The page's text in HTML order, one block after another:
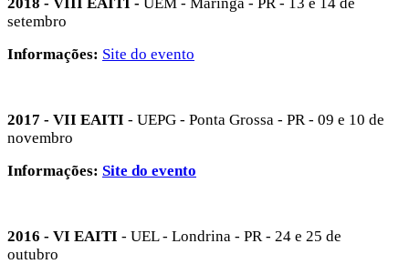
setembro
Informações: Site do evento
2017 - VII EAITI - UEPG - Ponta Grossa - PR - 09 e 10 de
novembro
Informações: Site do evento
2016 - VI EAITI - UEL - Londrina - PR - 24 e 25 de
outubro